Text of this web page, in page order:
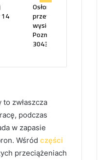
Osłona gumowa
przewodu
wysiewającego
Poznaniak fi-45/60mm
3043/00-027/0
zwłaszcza
podczas
w zapasie
Wśród części
przeciążeniach